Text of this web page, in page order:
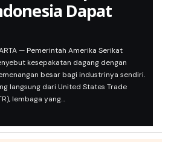
Dapat
— Pemerintah Amerika Serikat
kesepakatan dagang dengan
besar bagi industrinya sendiri.
langsung dari United States Trade
lembaga yang…